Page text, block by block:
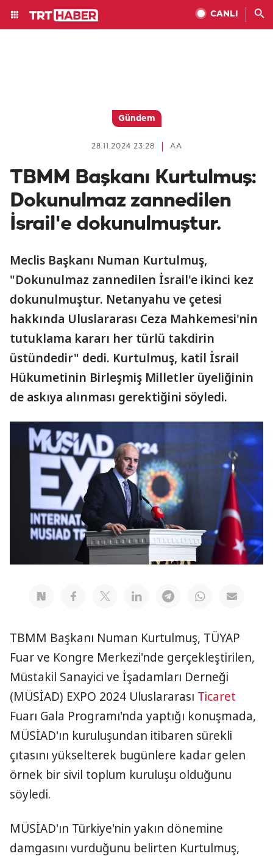
CANLI
Gündem
AA
28.11.2024 23:28
TBMM Başkanı Kurtulmuş:
Dokunulmaz zannedilen
İsrail'e dokunulmuştur.
Meclis Başkanı Numan Kurtulmuş,
"Dokunulmaz zannedilen İsrail'e ikinci kez
dokunulmuştur. Netanyahu ve çetesi
hakkında Uluslararası Ceza Mahkemesi'nin
tutuklama kararı her türlü takdirin
üstündedir" dedi. Kurtulmuş, katil İsrail
Hükumetinin Birleşmiş Milletler üyeliğinin
de askıya alınması gerektiğini söyledi.
TBMM Başkanı Numan Kurtulmuş, TÜYAP
Fuar ve Kongre Merkezi'nde gerçekleştirilen,
Müstakil Sanayici ve İşadamları Derneği
(MÜSİAD) EXPO 2024 Uluslararası Ticaret
Fuarı Gala Programı'nda yaptığı konuşmada,
MÜSİAD'ın kuruluşundan itibaren sürekli
çıtasını yükselterek bugünlere kadar gelen
örnek bir sivil toplum kuruluşu olduğunu
söyledi.
MÜSİAD'ın Türkiye'nin yakın dönemine
damgasını vurduğunu belirten Kurtulmuş,